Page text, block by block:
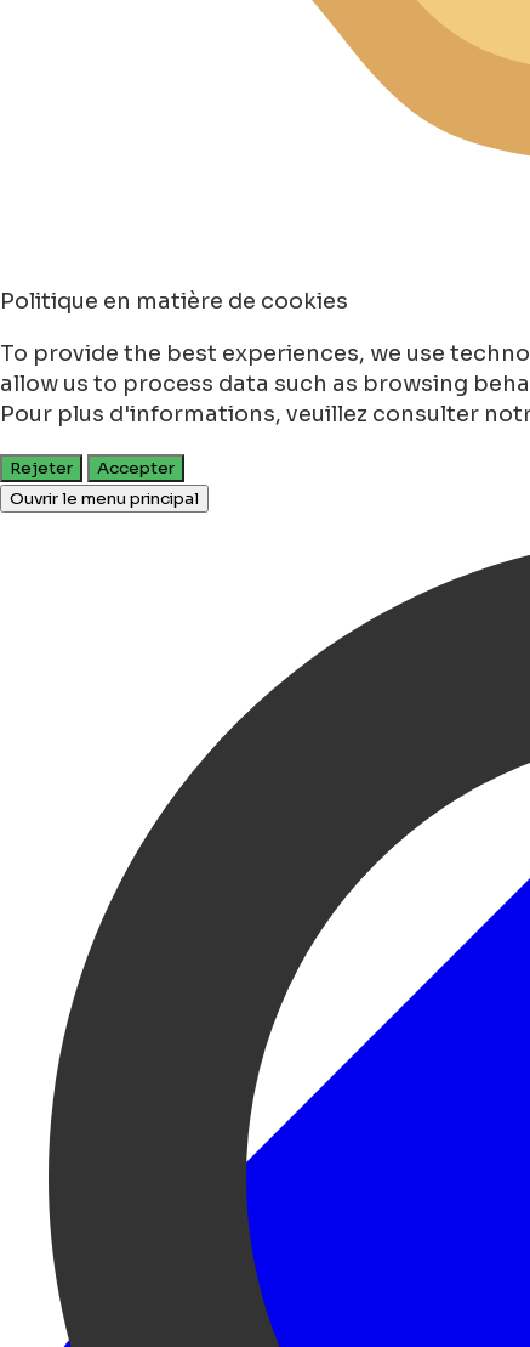
Politique en matière de cookies
To provide the best experiences, we use
allow us to process data such as browsing
Pour plus d'informations, veuillez consulter
Rejeter
Accepter
Ouvrir le menu principal